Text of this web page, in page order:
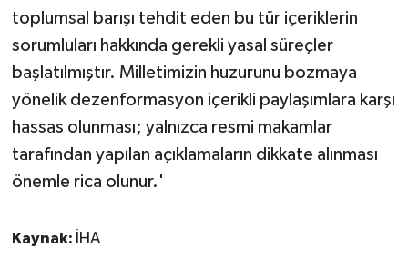
toplumsal barışı tehdit eden bu tür içeriklerin
sorumluları hakkında gerekli yasal süreçler
başlatılmıştır. Milletimizin huzurunu bozmaya
yönelik dezenformasyon içerikli paylaşımlara karşı
hassas olunması; yalnızca resmi makamlar
tarafından yapılan açıklamaların dikkate alınması
önemle rica olunur.'
Kaynak: İHA